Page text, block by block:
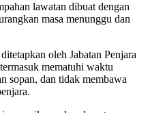
lawatan dibuat dengan
masa menunggu dan
oleh Jabatan Penjara
mematuhi waktu
sopan, dan tidak membawa